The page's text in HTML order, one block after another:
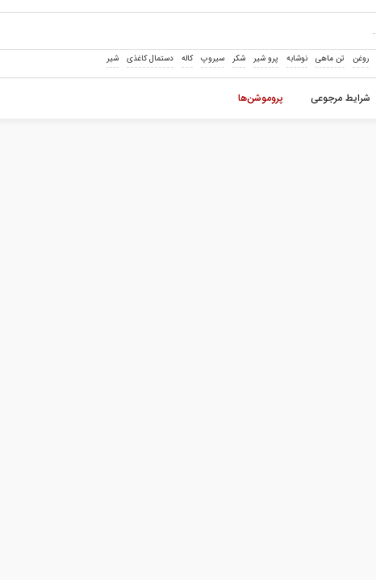
روغن تن ماهی نوشابه پرو شیر شکر سیروپ کاله دستمال کاغذی شیر
شرایط مرجوعی پروموشن‌ها